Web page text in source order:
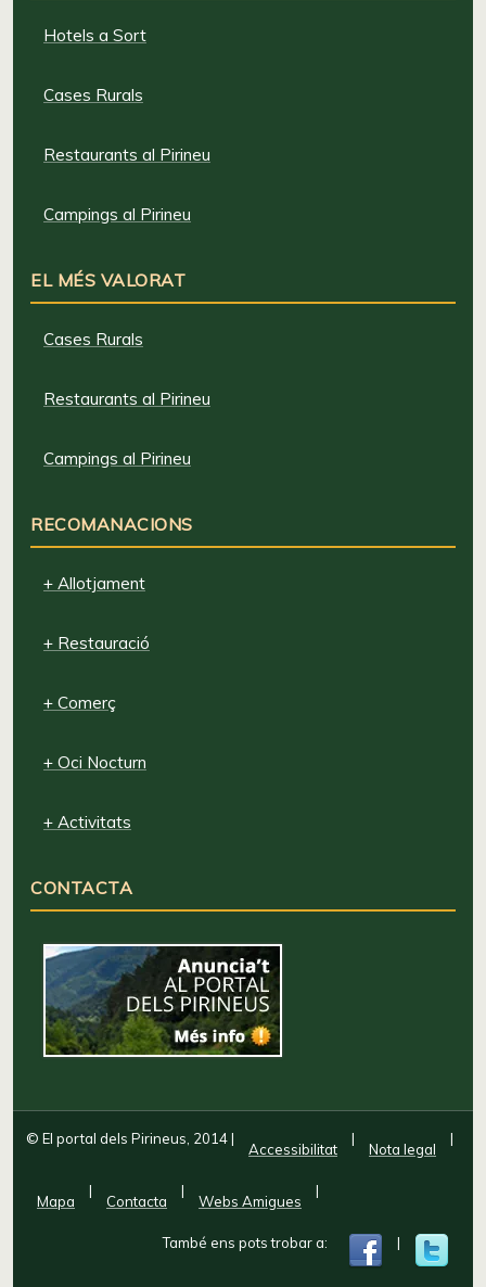
Hotels a Sort
Cases Rurals
Restaurants al Pirineu
Campings al Pirineu
EL MÉS VALORAT
Cases Rurals
Restaurants al Pirineu
Campings al Pirineu
RECOMANACIONS
+ Allotjament
+ Restauració
+ Comerç
+ Oci Nocturn
+ Activitats
CONTACTA
© El portal dels Pirineus, 2014|
Accessibilitat
|
Nota legal
|
Mapa
|
Contacta
|
Webs Amigues
|
També ens pots trobar a: |